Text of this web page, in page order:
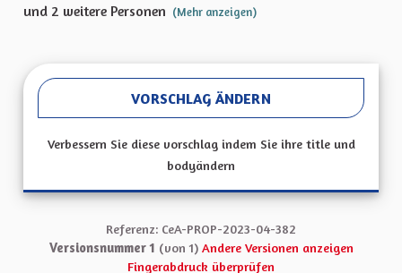
und 2 weitere Personen (Mehr anzeigen)
VORSCHLAG ÄNDERN
Verbessern Sie diese vorschlag indem Sie ihre title und
bodyändern
Referenz: CeA-PROP-2023-04-382
Versionsnummer 1 (von 1) Andere Versionen anzeigen
Fingerabdruck überprüfen